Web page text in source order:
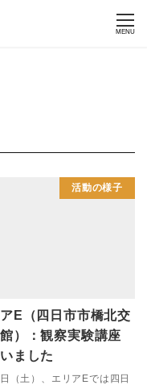
MENU
活動の様子
E（四日市市橋北交
）：観察実験講座
ました
（土）、エリアEでは四日